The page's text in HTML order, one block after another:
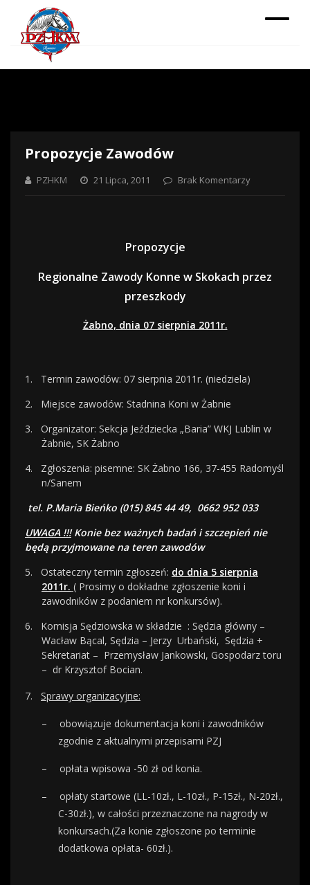
Propozycje Zawodów
PZHKM 21 Lipca, 2011 Brak Komentarzy
Propozycje
Regionalne Zawody Konne w Skokach przez
przeszkody
Żabno, dnia 07 sierpnia 2011r.
1.
Termin zawodów: 07 sierpnia 2011r. (niedziela)
2.
Miejsce zawodów: Stadnina Koni w Żabnie
3.
Organizator: Sekcja Jeździecka „Baria” WKJ Lublin w
Żabnie, SK Żabno
4.
Zgłoszenia: pisemne: SK Żabno 166, 37-455 Radomyśl
n/Sanem
tel. P.Maria Bieńko (015) 845 44 49, 0662 952 033
UWAGA !!!Konie bez ważnych badań i szczepień nie
będą przyjmowane na teren zawodów
5.
Ostateczny termin zgłoszeń: do dnia 5 sierpnia
2011r. ( Prosimy o dokładne zgłoszenie koni i
zawodników z podaniem nr konkursów).
6.
Komisja Sędziowska w składzie : Sędzia główny –
Wacław Bącal, Sędzia – Jerzy Urbański, Sędzia +
Sekretariat – Przemysław Jankowski, Gospodarz toru
– dr Krzysztof Bocian.
7.
Sprawy organizacyjne:
–
obowiązuje dokumentacja koni i zawodników
zgodnie z aktualnymi przepisami PZJ
– opłata wpisowa -50 zł od konia.
–
opłaty startowe (LL-10zł., L-10zł., P-15zł., N-20zł.,
C-30zł.), w całości przeznaczone na nagrody w
konkursach.(Za konie zgłoszone po terminie
dodatkowa opłata- 60zł.).